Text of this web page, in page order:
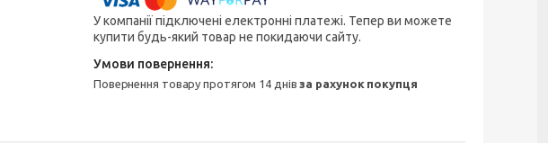
У компанії підключені електронні платежі. Тепер ви можете
купити будь-який товар не покидаючи сайту.
повернення товару протягом 14 днівза рахунок покупця